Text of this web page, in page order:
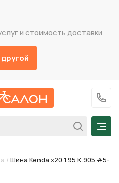
и стоимость доставки
На главную
+7
/ Шина Kenda х20 1.95 K.905 #5-